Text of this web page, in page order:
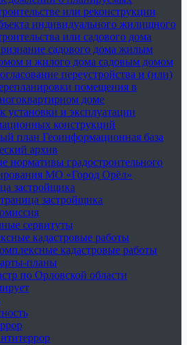
или реконструкции
индивидуального жилищного
или садового дома
садового дома жилым
и жилого дома садовым домом
переустройства и (или)
помещения в
доме
установки и эксплуатации
конструкций
план Геоинформационная база
архив
нормативы градостроительного
МО «Город Орёл»
застройщика
застройщика
сервитуты
кадастровые работы
кадастровые работы
планы
по Орловской области